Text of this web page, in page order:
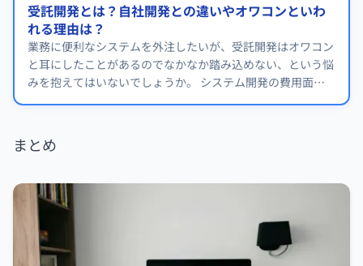
受託開発とは？自社開発との違いやオワコンといわ
れる理由は？
業務に便利なシステムを外注したいが、受託開発はオワコン
と耳にしたことがあるのでなかなか踏み込めない、という悩
みを抱えてはいないでしょうか。 システム開発の費用面を
考慮すると、判断ミスは避けたいものです。
まとめ